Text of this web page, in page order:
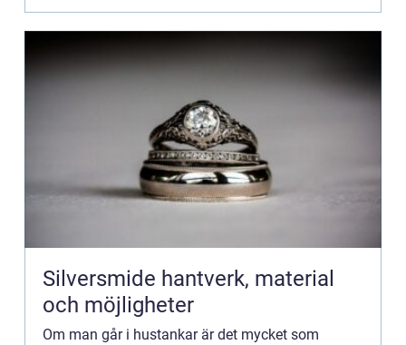
Silversmide hantverk, material
och möjligheter
Om man går i hustankar är det mycket som